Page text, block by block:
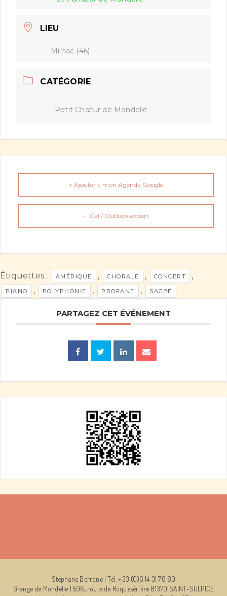
LIEU
Milhac (46)
CATÉGORIE
Petit Chœur de Mondelle
+ Ajouter à mon Agenda Google
+ iCal / Outlook export
Étiquettes : AMÉRIQUE , CHORALE , CONCERT ,
PIANO , POLYPHONIE , PROFANE , SACRÉ
PARTAGEZ CET ÉVÉNEMENT
Stéphane Berrone | Tél. +33 (0)6 14 31 78 80
Grange de Mondelle | 596, route de Roquesérière 81370 SAINT-SULPICE